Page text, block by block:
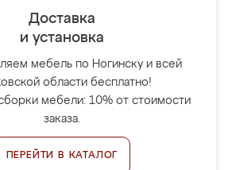
Доставка
и установка
мебель по Ногинску и всей
области бесплатно!
мебели: 10% от стоимости
заказа.
ПЕРЕЙТИ В КАТАЛОГ